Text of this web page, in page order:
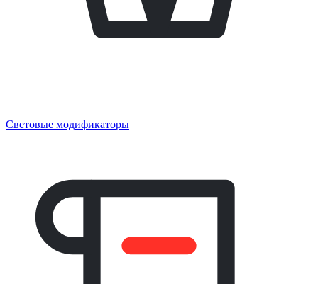
Световые модификаторы